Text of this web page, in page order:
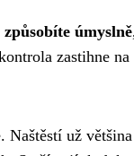
úmyslně
zastihne
už